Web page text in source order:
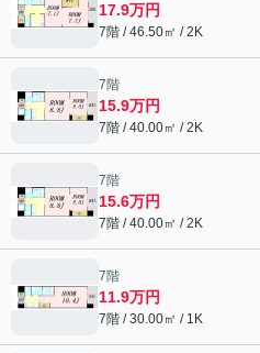
17.9万円
7階 / 46.50㎡ / 2K
7階
15.9万円
7階 / 40.00㎡ / 2K
7階
15.6万円
7階 / 40.00㎡ / 2K
7階
11.9万円
7階 / 30.00㎡ / 1K